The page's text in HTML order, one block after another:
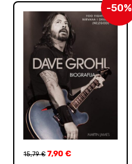
-50%
15,79€ 7,90€